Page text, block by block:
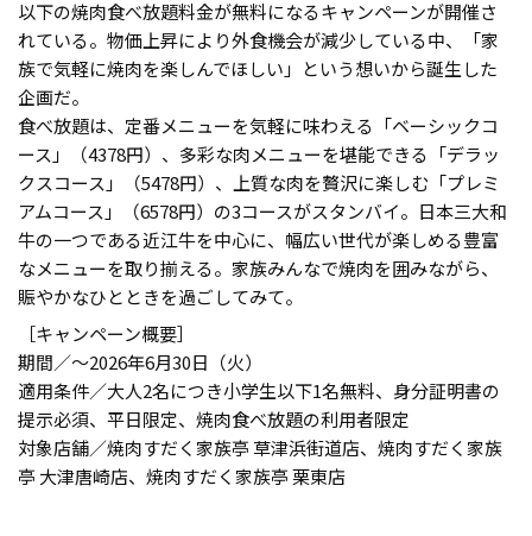
以下の焼肉食べ放題料金が無料になるキャンペーンが開催さ
れている。物価上昇により外食機会が減少している中、「家
族で気軽に焼肉を楽しんでほしい」という想いから誕生した
企画だ。
食べ放題は、定番メニューを気軽に味わえる「ベーシックコ
ース」（4378円）、多彩な肉メニューを堪能できる「デラッ
クスコース」（5478円）、上質な肉を贅沢に楽しむ「プレミ
アムコース」（6578円）の3コースがスタンバイ。日本三大和
牛の一つである近江牛を中心に、幅広い世代が楽しめる豊富
なメニューを取り揃える。家族みんなで焼肉を囲みながら、
賑やかなひとときを過ごしてみて。
［キャンペーン概要］
期間／〜2026年6月30日（火）
適用条件／大人2名につき小学生以下1名無料、身分証明書の
提示必須、平日限定、焼肉食べ放題の利用者限定
対象店舗／焼肉すだく家族亭 草津浜街道店、焼肉すだく家族
亭 大津唐崎店、焼肉すだく家族亭 栗東店